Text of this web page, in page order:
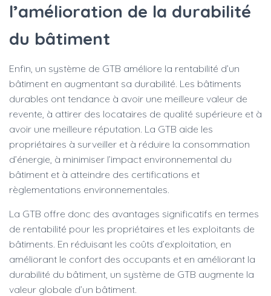
l’amélioration de la durabilité
du bâtiment
Enfin, un système de GTB améliore la rentabilité d’un
bâtiment en augmentant sa durabilité. Les bâtiments
durables ont tendance à avoir une meilleure valeur de
revente, à attirer des locataires de qualité supérieure et à
avoir une meilleure réputation. La GTB aide les
propriétaires à surveiller et à réduire la consommation
d’énergie, à minimiser l’impact environnemental du
bâtiment et à atteindre des certifications et
règlementations environnementales.
La GTB offre donc des avantages significatifs en termes
de rentabilité pour les propriétaires et les exploitants de
bâtiments. En réduisant les coûts d’exploitation, en
améliorant le confort des occupants et en améliorant la
durabilité du bâtiment, un système de GTB augmente la
valeur globale d’un bâtiment.